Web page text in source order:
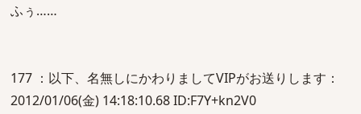
ふぅ……
177 ：以下、名無しにかわりましてVIPがお送りします：
2012/01/06(金) 14:18:10.68 ID:F7Y+kn2V0